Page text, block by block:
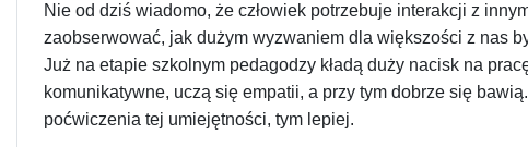
Nie od dziś wiadomo, że człowiek potrzebuje interakcji z
zaobserwować, jak dużym wyzwaniem dla większości z nas
Już na etapie szkolnym pedagodzy kładą duży nacisk na
komunikatywne, uczą się empatii, a przy tym dobrze się
poćwiczenia tej umiejętności, tym lepiej.